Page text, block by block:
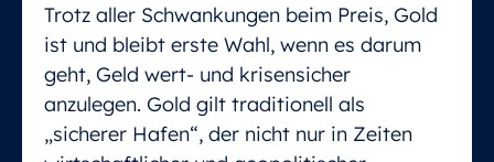
Trotz aller Schwankungen beim Preis, Gold
ist und bleibt erste Wahl, wenn es darum
geht, Geld wert- und krisensicher
anzulegen. Gold gilt traditionell als
„sicherer Hafen“, der nicht nur in Zeiten